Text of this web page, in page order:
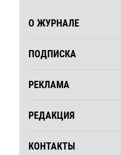
О ЖУРНАЛЕ
ПОДПИСКА
РЕКЛАМА
РЕДАКЦИЯ
КОНТАКТЫ